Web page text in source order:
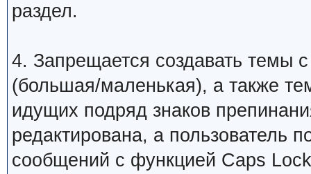
раздел.
4. Запрещается создавать темы
(большая/маленькая), а также
идущих подряд знаков
редактирована, а пользователь
сообщений с функцией Caps